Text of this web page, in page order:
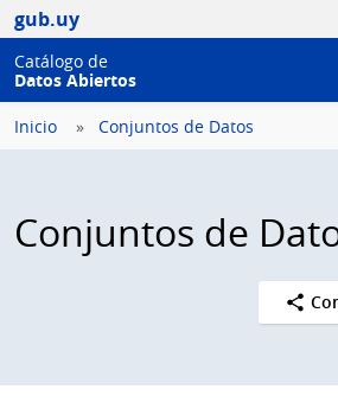
gub.uy
Catálogo de
Datos Abiertos
Inicio Conjuntos de Datos
Conjuntos de